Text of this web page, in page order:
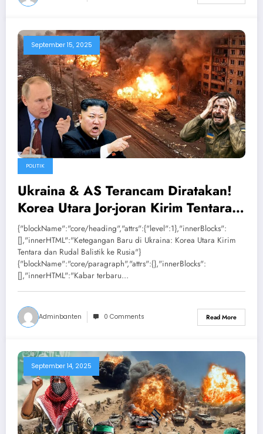
September 15, 2025
POLITIK
Ukraina & AS Terancam Diratakan!
Korea Utara Jor-joran Kirim Tentara
& Rudal Balistik Bantu Rusia
{"blockName":"core/heading","attrs":{"level":1},"innerBlocks":
[],"innerHTML":"Ketegangan Baru di Ukraina: Korea Utara Kirim
Tentara dan Rudal Balistik ke Rusia"}
{"blockName":"core/paragraph","attrs":{},"innerBlocks":
[],"innerHTML":"Kabar terbaru…
Adminbanten 0 Comments Read More
September 14, 2025